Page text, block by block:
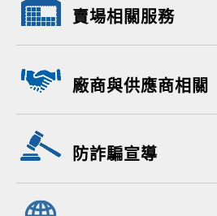
賣場相關服務
廠商與供應商相關
防詐騙宣導